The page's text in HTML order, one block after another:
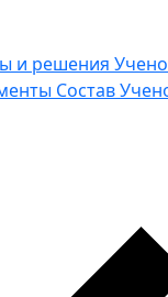
и решения
Состав